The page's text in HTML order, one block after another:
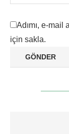
Adımı, e-
için sakla.